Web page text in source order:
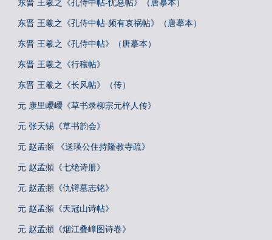
东晋 王羲之《孔侍中帖-忧悬帖》（唐摹本）
东晋 王羲之《孔侍中帖-频有哀祸帖》（唐摹本）
东晋 王羲之《孔侍中帖》（唐摹本）
东晋 王羲之《行穰帖》
东晋 王羲之《长风帖》（传）
元 康里巎巎《草书录柳宗元梓人传》
元 张天锡《草书韵会》
元 赵孟頫 《送瑛公住持隆教寺疏》
元 赵孟頫《七绝诗册》
元 赵孟頫《仇锷墓志铭》
元 赵孟頫《天冠山诗帖》
元 赵孟頫《烟江叠嶂图诗卷》